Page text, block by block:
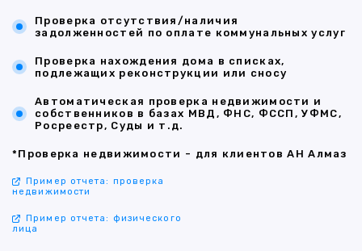
Проверка отсутствия/наличия
задолженностей по оплате коммунальных услуг
Проверка нахождения дома в списках,
подлежащих реконструкции или сносу
Автоматическая проверка недвижимости и
собственников в базах МВД, ФНС, ФССП, УФМС,
Росреестр, Суды и т.д.
*Проверка недвижимости - для клиентов АН Алмаз
Пример отчета: проверка
недвижимости
Пример отчета: физического
лица